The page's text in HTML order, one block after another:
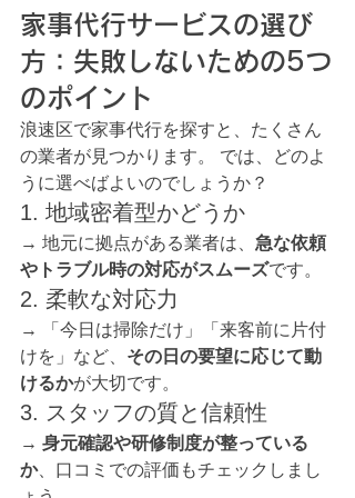
家事代行サービスの選び
方：失敗しないための5つ
のポイント
浪速区で家事代行を探すと、たくさん
の業者が見つかります。 では、どのよ
うに選べばよいのでしょうか？
1. 地域密着型かどうか
→ 地元に拠点がある業者は、 急な依頼
やトラブル時の対応がスムーズです。
2. 柔軟な対応力
→ 「今日は掃除だけ」「来客前に片付
けを」など、 その日の要望に応じて動
けるかが大切です。
3. スタッフの質と信頼性
→ 身元確認や研修制度が整っている
か、口コミでの評価もチェックしまし